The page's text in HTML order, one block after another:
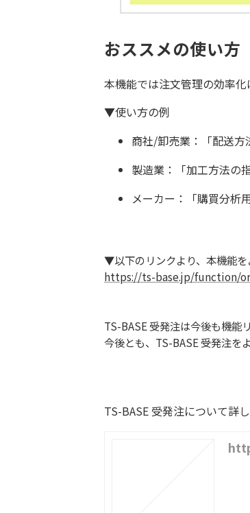
おススメの使い方
本機能では注文管理の効率
▼使い方の例
商社/卸売業：「配送方
製造業：「加工方法の
メーカー：「購買分析
▼以下のリンクより、本機能を
https://ts-base.jp/function/
TS-BASE 受発注は今後も機能
今後とも、TS-BASE 受発注を
TS-BASE 受発注について詳